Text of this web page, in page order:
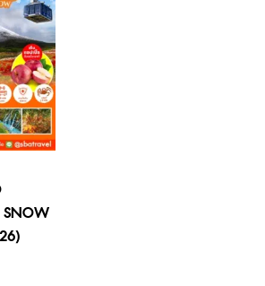
เที่ยวหลากหลายประเทศ ด้วยโปรแกรมทัวร์
คุณภาพจาก SBA Travel
SNOW